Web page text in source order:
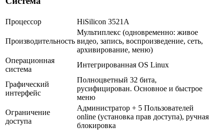
Процессор HiSilicon 3521A
Производительность
Мультиплекс (одновременно: живое
видео, запись, воспроизведение, сеть,
архивирование, меню)
Операционная
система
Интегрированная OS Linux
Графический
интерфейс
Полноцветный 32 бита,
русифицирован. Основное и быстрое
меню
Ограничение
доступа
Администратор + 5 Пользователей
online (установка прав доступа), ручная
блокировка